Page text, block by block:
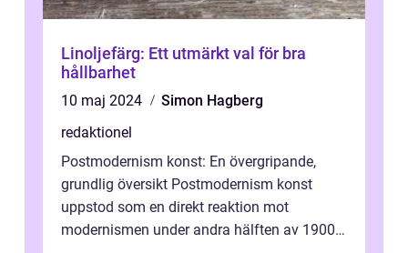
Linoljefärg: Ett utmärkt val för bra
hållbarhet
10 maj 2024
Simon Hagberg
redaktionel
Postmodernism konst: En övergripande,
grundlig översikt Postmodernism konst
uppstod som en direkt reaktion mot
modernismen under andra hälften av 1900-